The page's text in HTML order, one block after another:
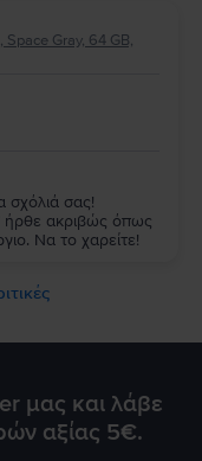
Gray, 64 GB,
σχόλιά σας!
ήρθε ακριβώς όπως
Να το χαρείτε!
μας και λάβε
αξίας 5€.